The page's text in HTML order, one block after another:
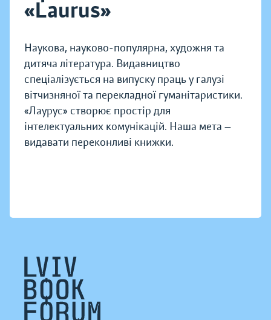
«Laurus»
Наукова, науково-популярна, художня та
дитяча література. Видавництво
спеціалізується на випуску праць у галузі
вітчизняної та перекладної гуманітаристики.
«Лаурус» створює простір для
інтелектуальних комунікацій. Наша мета —
видавати переконливі книжки.